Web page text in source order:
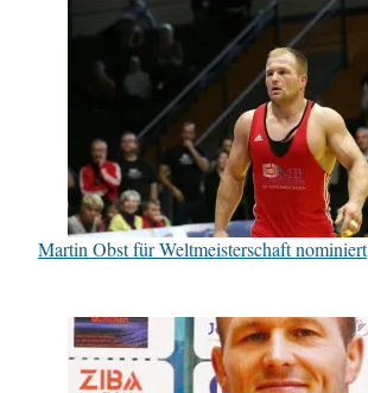
Martin Obst für Weltmeisterschaft nominiert